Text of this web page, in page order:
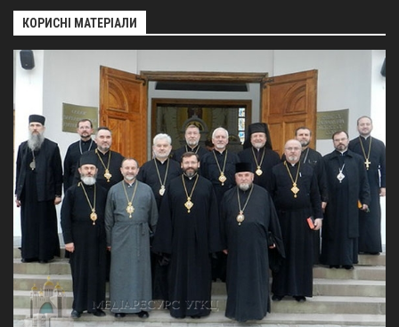
КОРИСНІ МАТЕРІАЛИ